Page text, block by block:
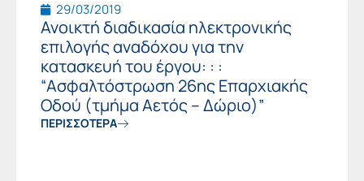
29/03/2019
Ανοικτή διαδικασία ηλεκτρονικής
επιλογής αναδόχου για την
κατασκευή του έργου: : :
“Ασφαλτόστρωση 26ης Επαρχιακής
Οδού (τμήμα Αετός – Δώριο)”
ΠΕΡΙΣΣΟΤΕΡΑ